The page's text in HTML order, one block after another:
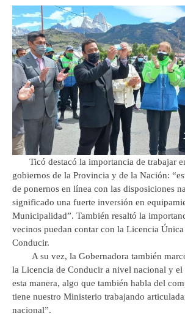
Ticó destacó la importancia de trabajar
gobiernos de la Provincia y de la Nación:
de ponernos en línea con las disposiciones
significado una fuerte inversión en
Municipalidad”. También resaltó la
vecinos puedan contar con la Licencia Única
Conducir.
A su vez, la Gobernadora también
la Licencia de Conducir a nivel nacional y el
esta manera, algo que también habla del
tiene nuestro Ministerio trabajando
nacional”.